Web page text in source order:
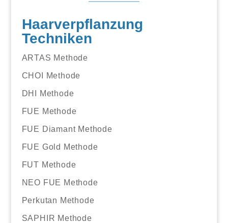
Haarverpflanzung
Techniken
ARTAS Methode
CHOI Methode
DHI Methode
FUE Methode
FUE Diamant Methode
FUE Gold Methode
FUT Methode
NEO FUE Methode
Perkutan Methode
SAPHIR Methode